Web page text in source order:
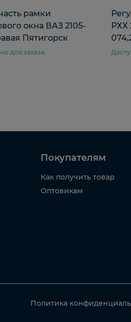
рамки
окна ВАЗ 2105-
Пятигорск
для заказа
РХХ
Покупателям
Как получить товар
Оптовикам
Политика